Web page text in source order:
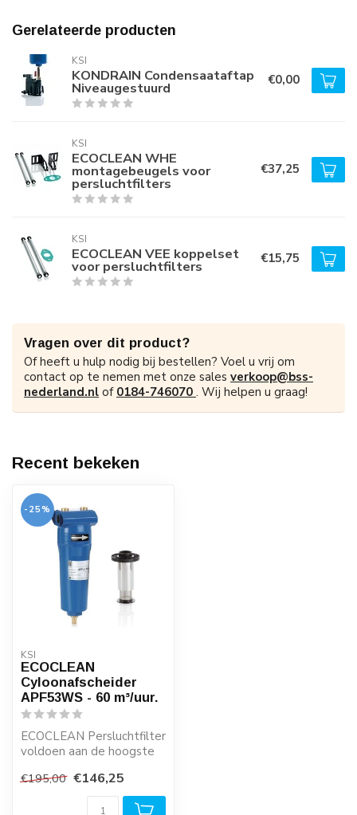
Gerelateerde producten
KSI
KONDRAIN Condensaataftap
Niveaugestuurd €0,00
KSI
ECOCLEAN WHE
montagebeugels voor
persluchtfilters
€37,25
KSI
ECOCLEAN VEE koppelset
voor persluchtfilters €15,75
Vragen over dit product?
Of heeft u hulp nodig bij bestellen? Voel u vrij om
contact op te nemen met onze sales verkoop@bss-
nederland.nl of 0184-746070 . Wij helpen u graag!
Recent bekeken
-25%
KSI
ECOCLEAN
Cyloonafscheider
APF53WS - 60 m³/uur.
ECOCLEAN Persluchtfilter
voldoen aan de hoogste
zeer eco...
€195,00 €146,25